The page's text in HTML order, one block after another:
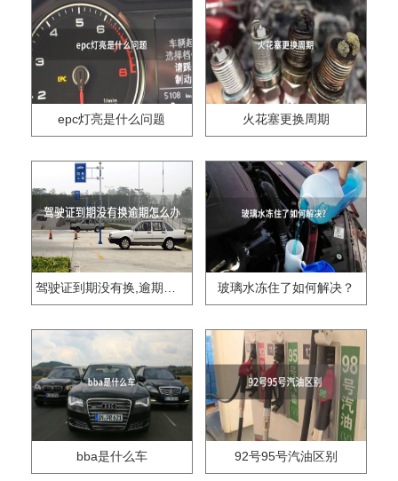
epc灯亮是什么问题 火花塞更换周期
驾驶证到期没有换,逾期怎么办?? 玻璃水冻住了如何解决？
bba是什么车 92号95号汽油区别